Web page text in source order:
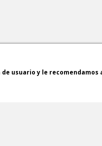
usuario y le